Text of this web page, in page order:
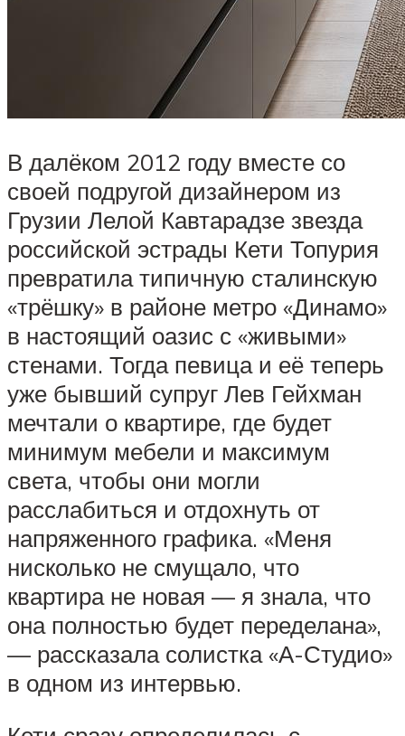
В далёком 2012 году вместе со
своей подругой дизайнером из
Грузии Лелой Кавтарадзе звезда
российской эстрады Кети Топурия
превратила типичную сталинскую
«трёшку» в районе метро «Динамо»
в настоящий оазис с «живыми»
стенами. Тогда певица и её теперь
уже бывший супруг Лев Гейхман
мечтали о квартире, где будет
минимум мебели и максимум
света, чтобы они могли
расслабиться и отдохнуть от
напряженного графика. «Меня
нисколько не смущало, что
квартира не новая — я знала, что
она полностью будет переделана»,
— рассказала солистка «А-Студио»
в одном из интервью.